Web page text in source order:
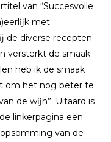
van “Succesvolle
met
de diverse recepten
versterkt de smaak
heb ik de smaak
om het nog beter te
de wĳn”. Uitaard is
linkerpagina een
van de